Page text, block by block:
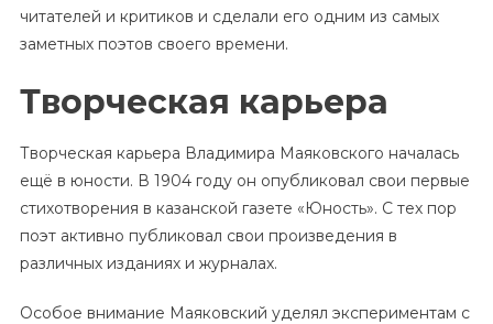
читателей и критиков и сделали его одним из самых
заметных поэтов своего времени.
Творческая карьера
Творческая карьера Владимира Маяковского началась
ещё в юности. В 1904 году он опубликовал свои первые
стихотворения в казанской газете «Юность». С тех пор
поэт активно публиковал свои произведения в
различных изданиях и журналах.
Особое внимание Маяковский уделял экспериментам с